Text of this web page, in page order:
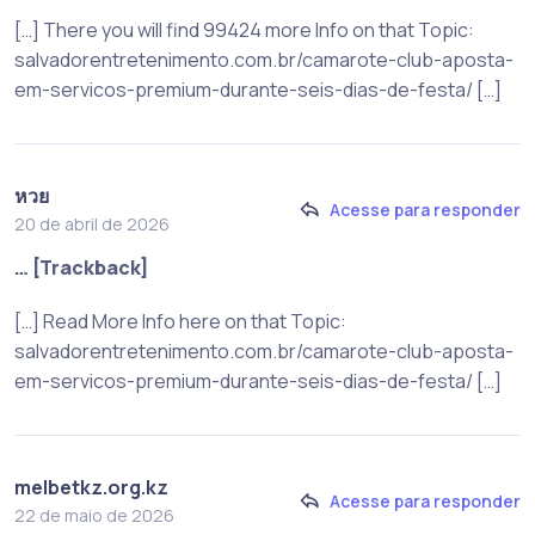
[…] There you will find 99424 more Info on that Topic:
salvadorentretenimento.com.br/camarote-club-aposta-
em-servicos-premium-durante-seis-dias-de-festa/ […]
หวย
20 de abril de 2026
Acesse para responder
… [Trackback]
[…] Read More Info here on that Topic:
salvadorentretenimento.com.br/camarote-club-aposta-
em-servicos-premium-durante-seis-dias-de-festa/ […]
melbetkz.org.kz
22 de maio de 2026
Acesse para responder